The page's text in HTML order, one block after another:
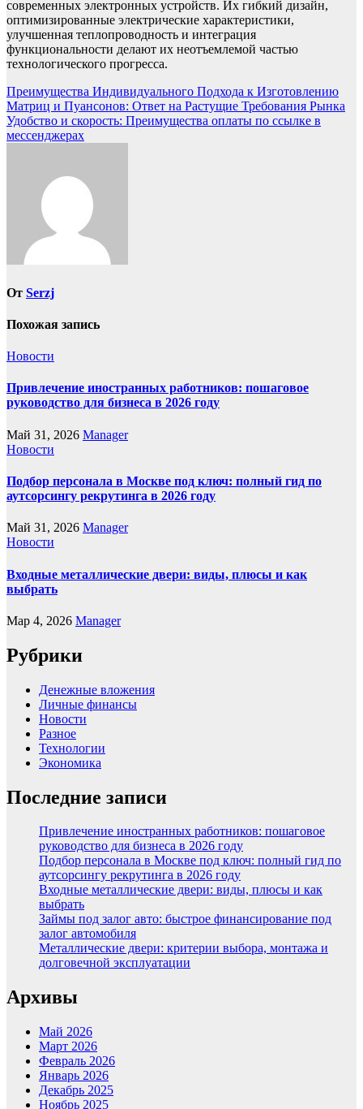
современных электронных устройств. Их гибкий дизайн,
оптимизированные электрические характеристики,
улучшенная теплопроводность и интеграция
функциональности делают их неотъемлемой частью
технологического прогресса.
Навигация
по
записям
Преимущества Индивидуального Подхода к Изготовлению
Матриц и Пуансонов: Ответ на Растущие Требования Рынка
Удобство и скорость: Преимущества оплаты по ссылке в
мессенджерах
От Serzj
Похожая запись
Новости
Привлечение иностранных работников: пошаговое
руководство для бизнеса в 2026 году
Май 31, 2026 Manager
Новости
Подбор персонала в Москве под ключ: полный гид по
аутсорсингу рекрутинга в 2026 году
Май 31, 2026 Manager
Новости
Входные металлические двери: виды, плюсы и как
выбрать
Мар 4, 2026 Manager
Рубрики
Денежные вложения
Личные финансы
Новости
Разное
Технологии
Экономика
Последние записи
Привлечение иностранных работников: пошаговое
руководство для бизнеса в 2026 году
Подбор персонала в Москве под ключ: полный гид по
аутсорсингу рекрутинга в 2026 году
Входные металлические двери: виды, плюсы и как
выбрать
Займы под залог авто: быстрое финансирование под
залог автомобиля
Металлические двери: критерии выбора, монтажа и
долговечной эксплуатации
Архивы
Май 2026
Март 2026
Февраль 2026
Январь 2026
Декабрь 2025
Ноябрь 2025